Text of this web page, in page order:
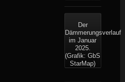
Der
Dämmerungsverlauf
im Januar
2025.
(Grafik: GbS
StarMap)